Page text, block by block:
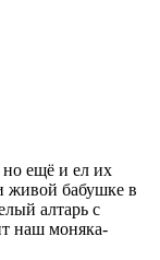
но ещё и ел их
живой бабушке в
алтарь с
наш моняка-